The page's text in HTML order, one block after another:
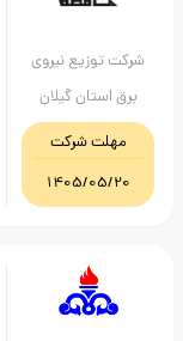
نیروی
گیلان
شرکت
1405/
مشخصات
پیوست
گيلان
ابزار
33665001-01...